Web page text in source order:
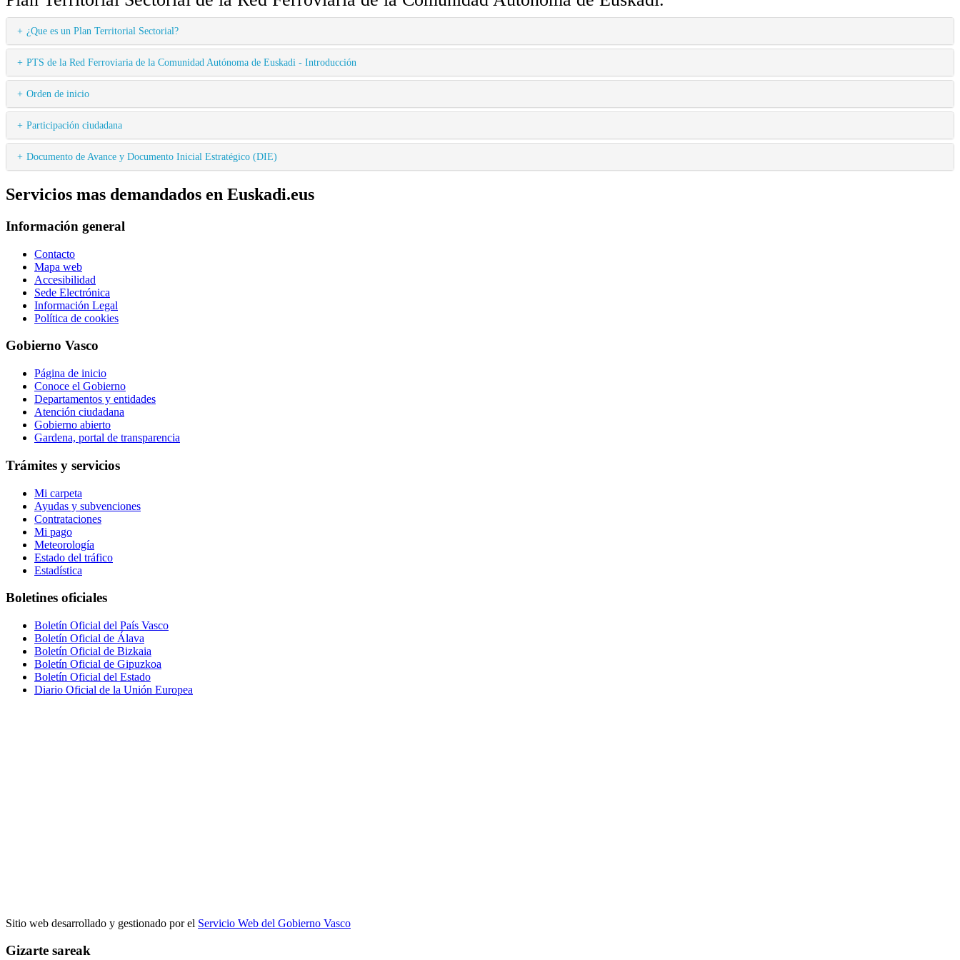
¿Que es un Plan Territorial Sectorial?
PTS de la Red Ferroviaria de la Comunidad Autónoma de Euskadi - Introducción
Orden de inicio
Participación ciudadana
Documento de Avance y Documento Inicial Estratégico (DIE)
Servicios mas demandados en Euskadi.eus
Información general
Contacto
Mapa web
Accesibilidad
Sede Electrónica
Información Legal
Política de cookies
Gobierno Vasco
Página de inicio
Conoce el Gobierno
Departamentos y entidades
Atención ciudadana
Gobierno abierto
Gardena, portal de transparencia
Trámites y servicios
Mi carpeta
Ayudas y subvenciones
Contrataciones
Mi pago
Meteorología
Estado del tráfico
Estadística
Boletines oficiales
Boletín Oficial del País Vasco
Boletín Oficial de Álava
Boletín Oficial de Bizkaia
Boletín Oficial de Gipuzkoa
Boletín Oficial del Estado
Diario Oficial de la Unión Europea
Sitio web desarrollado y gestionado por el Servicio Web del Gobierno Vasco
Gizarte sareak